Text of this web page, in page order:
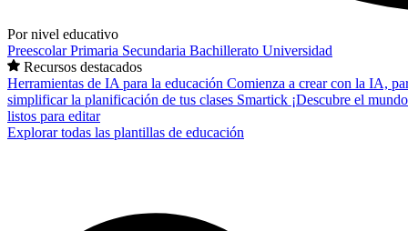
Por nivel educativo
PreescolarPrimaria Secundaria Bachillerato Universidad
Recursos destacados
Herramientas de IA para la educación Comienza a crear con la IA,
simplificar la planificación de tus clases Smartick ¡Descubre el
listos para editar
Explorar todas las plantillas de educación